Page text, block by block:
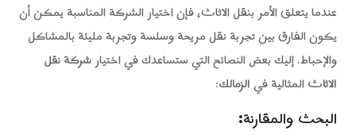
عندما يتعلق الأمر بنقل الاثاث، فإن اختيار الشركة المناسبة يمكن أن
يكون الفارق بين تجربة نقل مريحة وسلسة وتجربة مليئة بالمشاكل
والإحباط. إليك بعض النصائح التي ستساعدك في اختيارشركة نقل
الاثاثالمثالية فيالزمالك:
البحث والمقارنة: